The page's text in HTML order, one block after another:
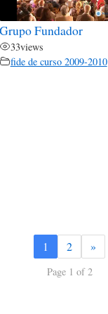
Grupo Fundador
33views
fide de curso 2009-2010
1 2 »
Page 1 of 2